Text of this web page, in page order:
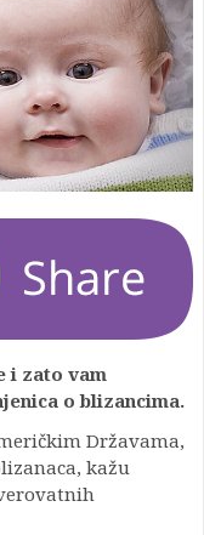
i zato vam
o blizancima.
Državama,
kažu